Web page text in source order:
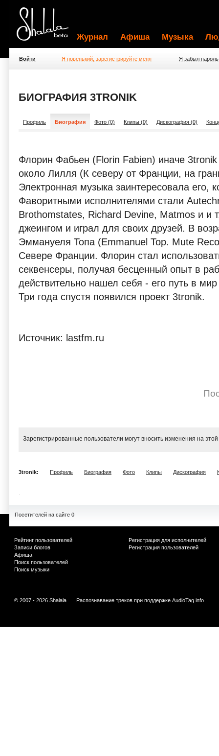
Журнал Афиша Музыка
Войти Я новенький, зарегистрируйте меня Я забыл пароль
БИОГРАФИЯ 3TRONIK
Профиль Биография Фото (0) Клипы (0) Дискография (0)
Флорин Фабьен (Florin Fabien) иначе 3tronik
около Лилля (К северу от Франции, на
Электронная музыка заинтересовала его,
Фаворитными исполнителями стали
Brothomstates, Richard Devine, Matmos и и
джеингом и играл для своих друзей. В
Эммануеля Топа (Emmanuel Top. Mute
Севере Франции. Флорин стал
секвенсеры, получая бесценный опыт в
действительно нашел себя - его путь в
Три года спустя появился проект 3tronik.
Источник: lastfm.ru
Зарегистрированные пользователи могут вносить изменения на
3tronik: Профиль Биография Фото Клипы Дискография
Посетителей на сайте 0
Рейтинг пользователей
Записи блогов
Афиша
Поиск пользователей
Поиск музыки
Регистрация для исполнителей
Регистрация пользователей
© 2007 - 2026 Shalala Распознавание треков при поддержке AudioTag.info